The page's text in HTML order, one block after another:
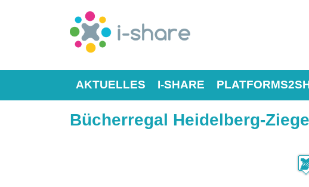
AKTUELLES I-SHARE
Bücherregal Heidelberg-